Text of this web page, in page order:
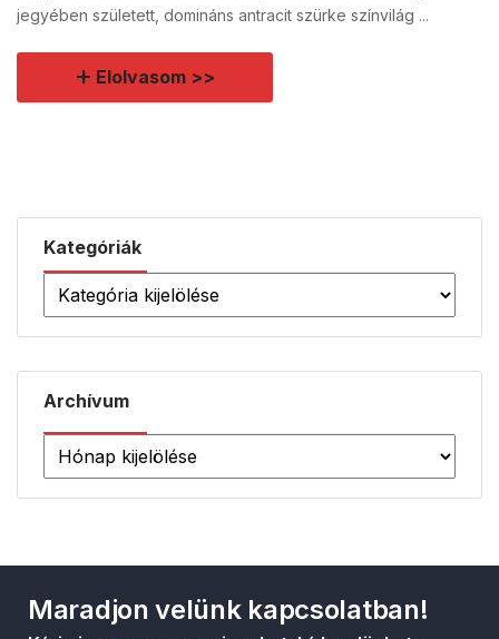
Kategóriák
Archívum
jegyében született, domináns antracit szürke színvilág ...
Elolvasom >>
Maradjon velünk kapcsolatban!